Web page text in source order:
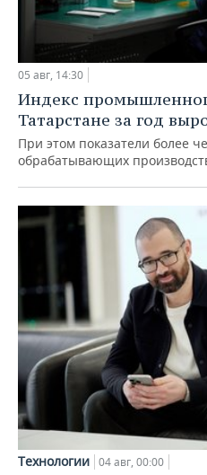
05 авг, 14:30
Индекс
Татарстане за год
При этом показатели более
обрабатывающих
Технологии 04 авг, 00:00